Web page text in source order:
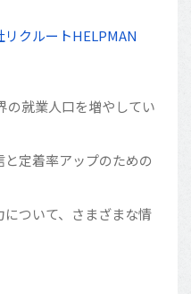
リクルートHELPMAN
の就業人口を増やしてい
定着率アップのための
ついて、さまざまな情